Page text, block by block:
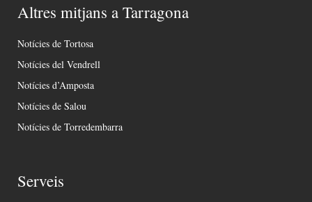
Altres mitjans a Tarragona
Notícies de Tortosa
Notícies del Vendrell
Notícies d’Amposta
Notícies de Salou
Notícies de Torredembarra
Serveis